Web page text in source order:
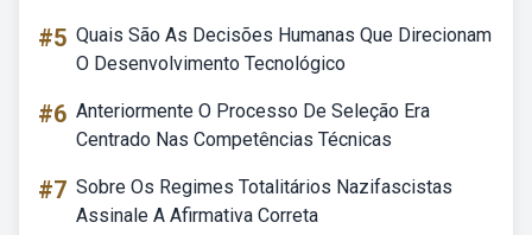
#5 Quais São As Decisões Humanas Que Direcionam
O Desenvolvimento Tecnológico
#6 Anteriormente O Processo De Seleção Era
Centrado Nas Competências Técnicas
#7 Sobre Os Regimes Totalitários Nazifascistas
Assinale A Afirmativa Correta